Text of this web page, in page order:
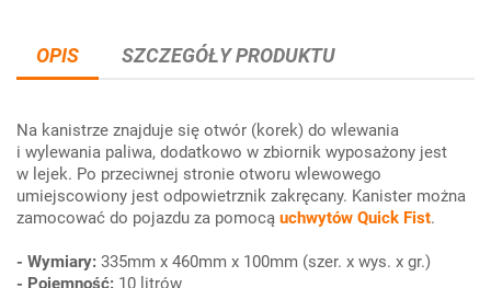
OPIS SZCZEGÓŁY PRODUKTU
Na kanistrze znajduje się otwór (korek) do wlewania
i wylewania paliwa, dodatkowo w zbiornik wyposażony jest
w lejek. Po przeciwnej stronie otworu wlewowego
umiejscowiony jest odpowietrznik zakręcany. Kanister można
zamocować do pojazdu za pomocą uchwytów Quick Fist.
- Wymiary: 335mm x 460mm x 100mm (szer. x wys. x gr.)
- Pojemność: 10 litrów